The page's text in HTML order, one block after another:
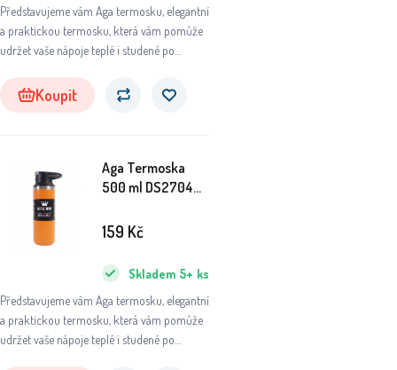
Představujeme vám Aga termosku, elegantní
a praktickou termosku, která vám pomůže
udržet vaše nápoje teplé i studené po
přírody, do práce nebo na sportovní aktivity,
tato termoska se stane vaším
Koupit
Aga Termoska
500 ml DS2704
Představujeme vám Aga termosku, elegantní
a praktickou termosku, která vám pomůže
udržet vaše nápoje teplé i studené po
Skladem 5+ ks
159 Kč